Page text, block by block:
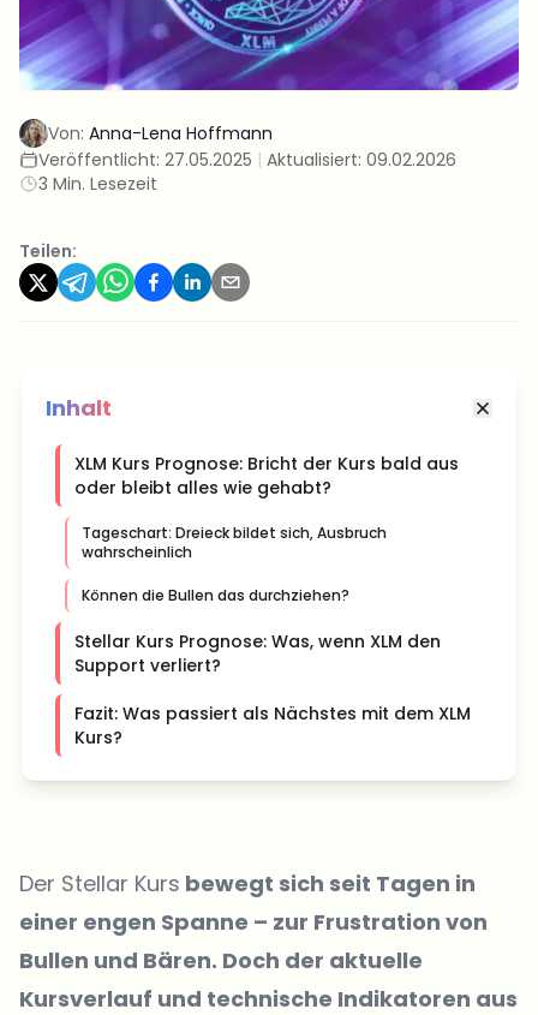
Von: Anna-Lena Hoffmann
Veröffentlicht: 27.05.2025 | Aktualisiert: 09.02.2026
3 Min. Lesezeit
Teilen:
Inhalt
XLM Kurs Prognose: Bricht der Kurs bald aus
oder bleibt alles wie gehabt?
Tageschart: Dreieck bildet sich, Ausbruch
wahrscheinlich
Können die Bullen das durchziehen?
Stellar Kurs Prognose: Was, wenn XLM den
Support verliert?
Fazit: Was passiert als Nächstes mit dem XLM
Kurs?
Der Stellar Kurs bewegt sich seit Tagen in
einer engen Spanne – zur Frustration von
Bullen und Bären. Doch der aktuelle
Kursverlauf und technische Indikatoren aus